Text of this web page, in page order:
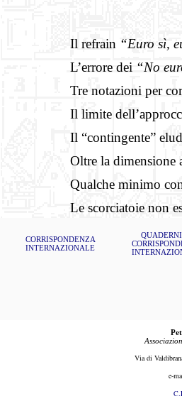
Il refrain “Euro sì,
L’errore dei “No
Tre notazioni per
Il limite
Il “contingente”
Oltre la dimensione
Qualche minimo
Le scorciatoie non
CORRISPONDENZA
INTERNAZIONALE
Via di
e-